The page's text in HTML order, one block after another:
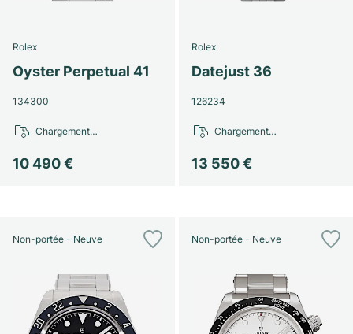
Rolex
Oyster Perpetual 41
134300
10 490 €
Chargement…
Rolex
Datejust 36
126234
13 550 €
Chargement…
Non-portée - Neuve Non-portée - Neuve